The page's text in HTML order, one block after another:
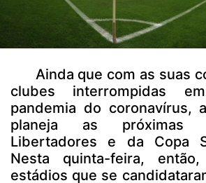
Ainda que com as suas
clubes interrompidas
pandemia do coronavírus,
planeja as próximas
Libertadores e da Copa
Nesta quinta-feira,
estádios que se